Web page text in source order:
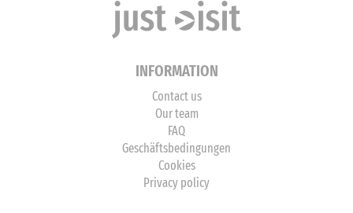
INFORMATION
Contact us
Our team
FAQ
Geschäftsbedingungen
Cookies
Privacy policy